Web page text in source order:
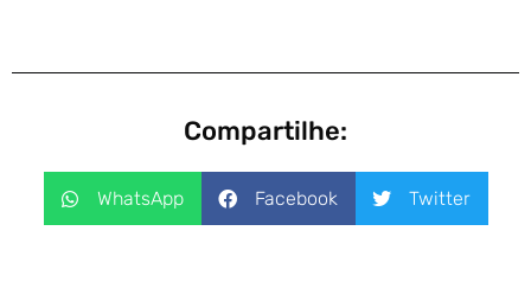
Compartilhe:
WhatsApp Facebook Twitter